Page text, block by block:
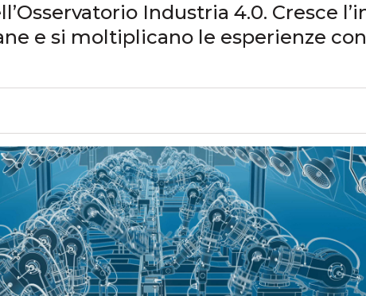
Industria 4.0. Cresce
e si moltiplicano le esperienze